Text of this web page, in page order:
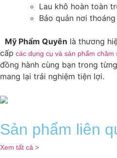
Lau khô hoàn toàn
Bảo quản nơi
Mỹ Phẩm Quyên là thương
cấp các dụng cụ và sản phẩm chăm
đồng hành cùng bạn trong
mang lại trải nghiệm tiện lợi.
Sản phẩm liên
Xem tất cả >